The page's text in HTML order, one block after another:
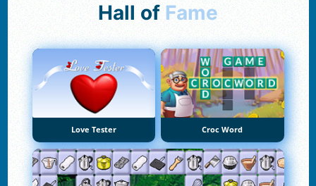
Hall of Fame
Love Tester Croc Word